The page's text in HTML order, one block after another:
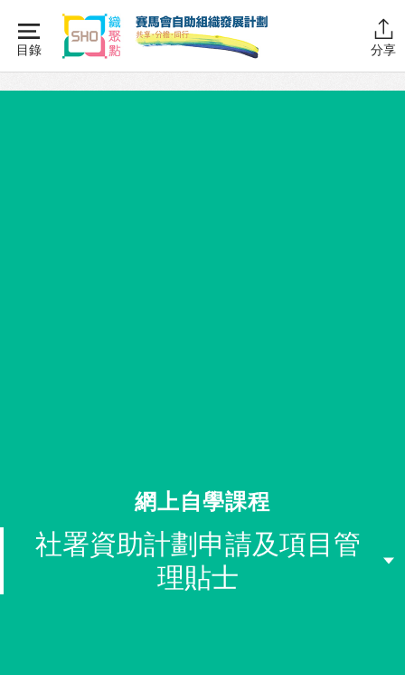
content
目錄 分享
主頁
網上自學課程
社署資助計劃申請及項目管
理貼士